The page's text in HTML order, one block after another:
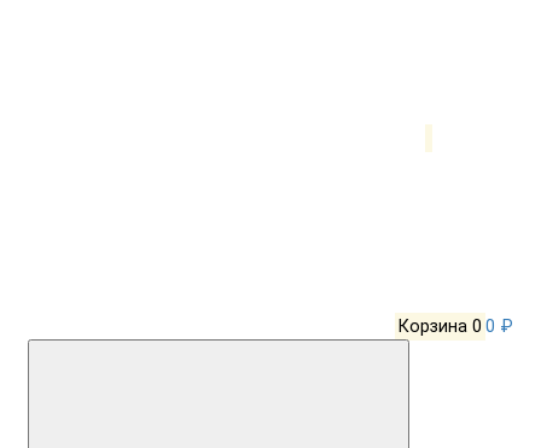
Корзина 0 0 ₽